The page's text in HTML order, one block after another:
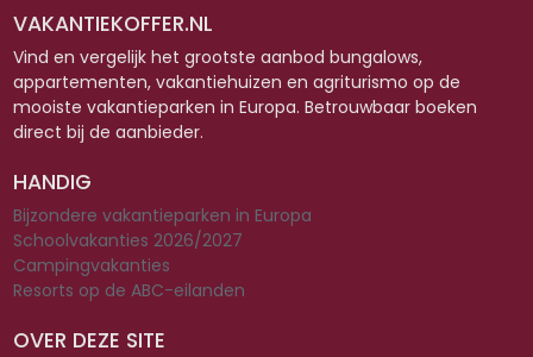
VAKANTIEKOFFER.NL
Vind en vergelijk het grootste aanbod bungalows,
appartementen, vakantiehuizen en agriturismo op de
mooiste vakantieparken in Europa. Betrouwbaar boeken
direct bij de aanbieder.
HANDIG
Bijzondere vakantieparken in Europa
Schoolvakanties 2026/2027
Campingvakanties
Resorts op de ABC-eilanden
OVER DEZE SITE